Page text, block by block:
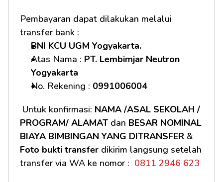
Pembayaran dapat dilakukan melalui
transfer bank :
BNI KCU UGM Yogyakarta.
Atas Nama : PT. Lembimjar Neutron
Yogyakarta
No. Rekening : 0991006004
Untuk konfirmasi: NAMA /ASAL SEKOLAH /
PROGRAM/ ALAMAT dan BESAR NOMINAL
BIAYA BIMBINGAN YANG DITRANSFER
Foto bukti transfer dikirim langsung setelah
transfer via WA ke nomor : 0811 2946 623